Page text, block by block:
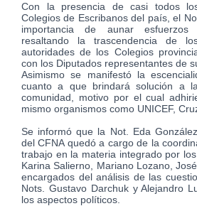
Con la presencia de casi todos
Colegios de Escribanos del país, el
importancia de aunar esfuerzos
resaltando la trascendencia de
autoridades de los Colegios
con los Diputados representantes de
Asimismo se manifestó la
cuanto a que brindará solución a
comunidad, motivo por el cual
mismo organismos como UNICEF,
Se informó que la Not. Eda
del CFNA quedó a cargo de la
trabajo en la materia integrado por
Karina Salierno, Mariano Lozano,
encargados del análisis de las
Nots. Gustavo Darchuk y Alejandro
los aspectos políticos.